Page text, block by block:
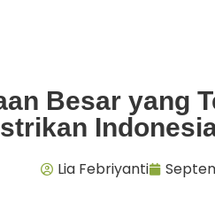
Besar yang
Lia Febriyanti